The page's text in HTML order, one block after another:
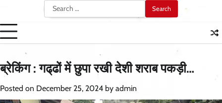
Search
for:
ब्रेकिंग : गढ्‌ढों में छुपा रखी देशी शराब पकड़ी…
Posted on December 25, 2024 by admin